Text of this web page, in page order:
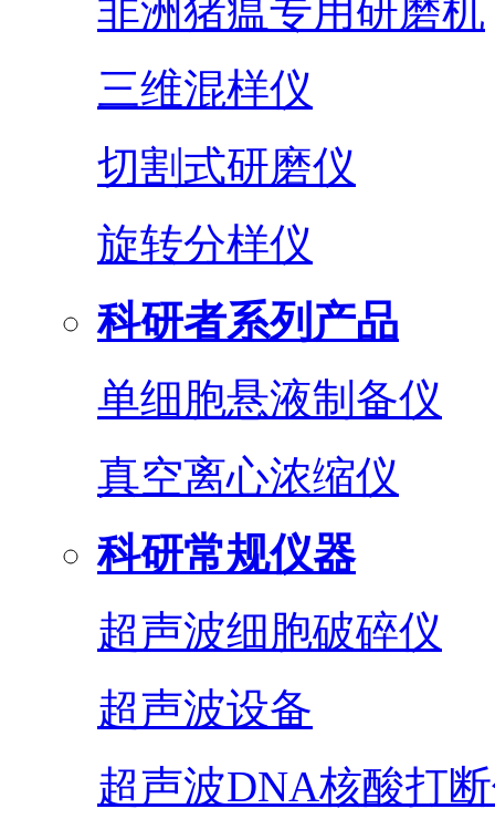
非洲猪瘟专用研磨机
三维混样仪
切割式研磨仪
旋转分样仪
科研者系列产品
单细胞悬液制备仪
真空离心浓缩仪
科研常规仪器
超声波细胞破碎仪
超声波设备
超声波DNA核酸打